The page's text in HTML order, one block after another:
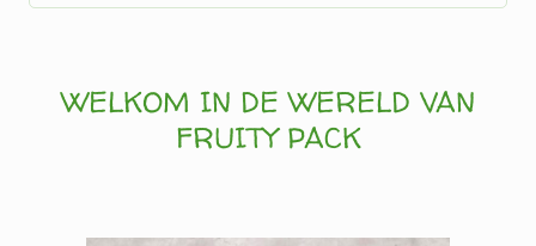
WELKOM IN DE WERELD VAN
FRUITY PACK